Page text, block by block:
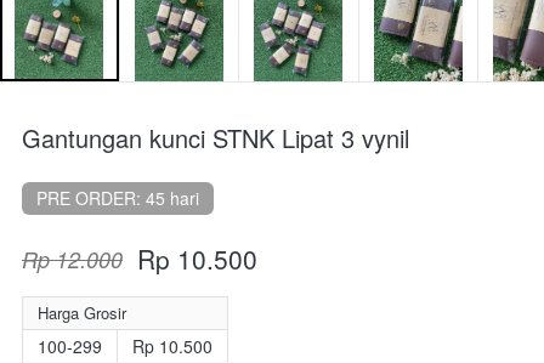
Gantungan kunci STNK Lipat 3 vynil
PRE ORDER: 45 hari
Rp 12.000 Rp 10.500
Harga Grosir
100-299
Rp 10.500